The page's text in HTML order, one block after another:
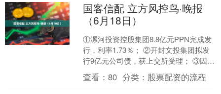
国客信配 立方风控鸟·晚报
（6月18日）
①漯河投资控股集团8.8亿元PPN完成发
行，利率1.73％； ②开封文投集团拟发
行9亿元公司债，获上交所受理； ③因编
制或提供虚假报告、报表、文件、资料
及内控管....
查看：80 分类： 股票配资的流程